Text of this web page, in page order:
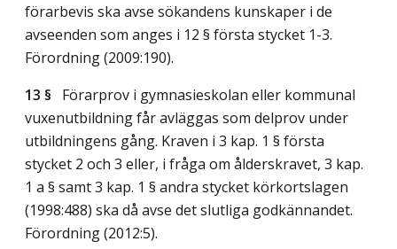
förarbevis ska avse sökandens kunskaper i de
avseenden som anges i 12 § första stycket 1-3.
Förordning (2009:190).
13 § Förarprov i gymnasieskolan eller kommunal
vuxenutbildning får avläggas som delprov under
utbildningens gång. Kraven i 3 kap. 1 § första
stycket 2 och 3 eller, i fråga om ålderskravet, 3 kap.
1 a § samt 3 kap. 1 § andra stycket körkortslagen
(1998:488) ska då avse det slutliga godkännandet.
Förordning (2012:5).